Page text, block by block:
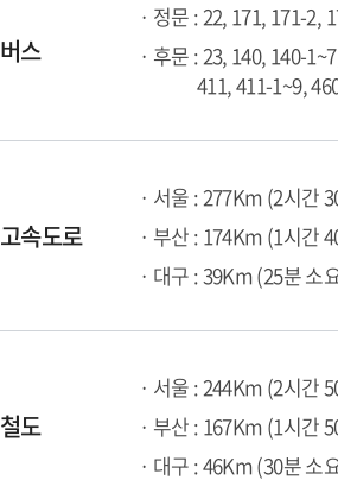
버스
· 정문 : 22, 171, 171-2,
· 후문 : 23, 140, 140-
411, 411-1~9, 460,
고속도로
· 서울 : 277Km (2시간
· 부산 : 174Km (1시간
· 대구 : 39Km (25분 소
철도
· 서울 : 244Km (2시간
· 부산 : 167Km (1시간
· 대구 : 46Km (30분 소